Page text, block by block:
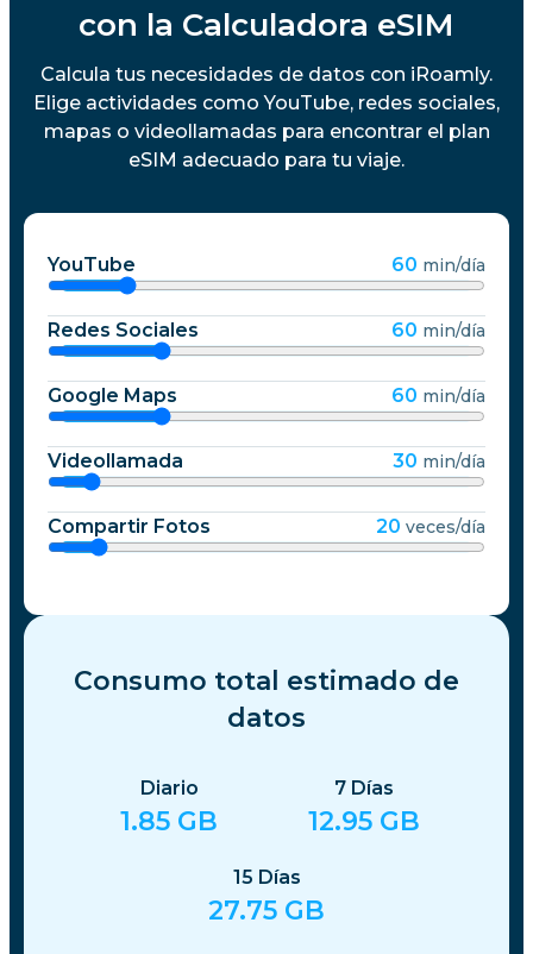
con la Calculadora eSIM
Calcula tus necesidades de datos con iRoamly.
Elige actividades como YouTube, redes sociales,
mapas o videollamadas para encontrar el plan
eSIM adecuado para tu viaje.
YouTube 60 min/día
Redes Sociales 60 min/día
Google Maps 60 min/día
Videollamada 30 min/día
Compartir Fotos 20 veces/día
Consumo total estimado de
datos
Diario
1.85 GB
7 Días
12.95 GB
15 Días
27.75 GB